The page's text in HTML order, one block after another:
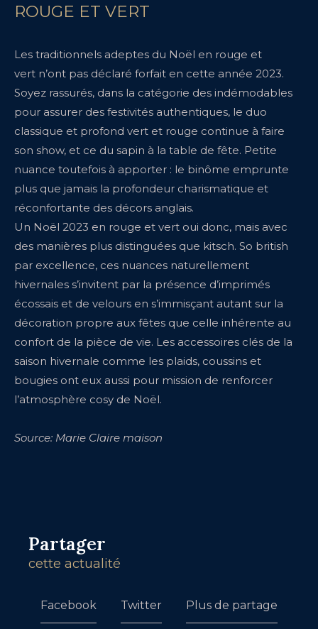
ROUGE ET VERT
Les traditionnels adeptes du Noël en rouge et
vert n’ont pas déclaré forfait en cette année 2023.
Soyez rassurés, dans la catégorie des indémodables
pour assurer des festivités authentiques, le duo
classique et profond vert et rouge continue à faire
son show, et ce du sapin à la table de fête. Petite
nuance toutefois à apporter : le binôme emprunte
plus que jamais la profondeur charismatique et
réconfortante des décors anglais.
Un Noël 2023 en rouge et vert oui donc, mais avec
des manières plus distinguées que kitsch. So british
par excellence, ces nuances naturellement
hivernales s’invitent par la présence d’imprimés
écossais et de velours en s’immisçant autant sur la
décoration propre aux fêtes que celle inhérente au
confort de la pièce de vie. Les accessoires clés de la
saison hivernale comme les plaids, coussins et
bougies ont eux aussi pour mission de renforcer
l’atmosphère cosy de Noël.
Source: Marie Claire maison
Partager
cette actualité
Facebook Twitter Plus de partage